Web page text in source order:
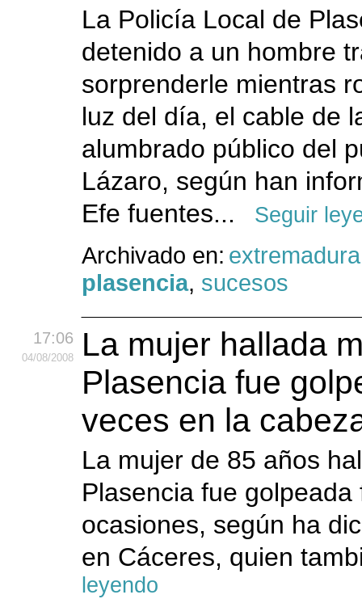
La Policía Local de
detenido a un hombre
sorprenderle mientras
luz del día, el cable de
alumbrado público del
Lázaro, según han
Efe fuentes...
Seguir
Archivado en: extremadura
plasencia, sucesos
17:06
04/08/2008
La mujer hallada
Plasencia fue
veces en la
La mujer de 85 años
Plasencia fue
ocasiones, según ha
en Cáceres, quien
leyendo